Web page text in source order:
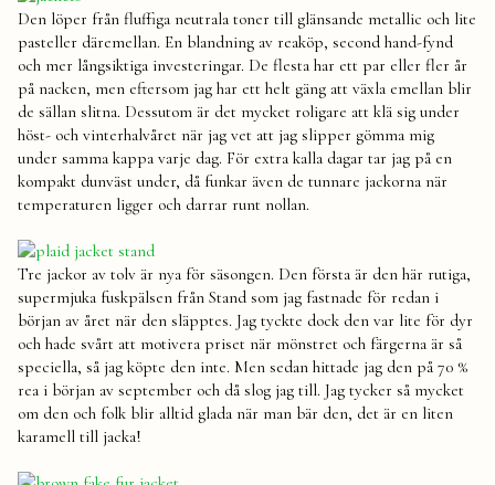
Den löper från fluffiga neutrala toner till glänsande metallic och lite
pasteller däremellan. En blandning av reaköp, second hand-fynd
och mer långsiktiga investeringar. De flesta har ett par eller fler år
på nacken, men eftersom jag har ett helt gäng att växla emellan blir
de sällan slitna. Dessutom är det mycket roligare att klä sig under
höst- och vinterhalvåret när jag vet att jag slipper gömma mig
under samma kappa varje dag. För extra kalla dagar tar jag på en
kompakt dunväst under, då funkar även de tunnare jackorna när
temperaturen ligger och darrar runt nollan.
Tre jackor av tolv är nya för säsongen. Den första är den här rutiga,
supermjuka fuskpälsen från Stand som jag fastnade för redan i
början av året när den släpptes. Jag tyckte dock den var lite för dyr
och hade svårt att motivera priset när mönstret och färgerna är så
speciella, så jag köpte den inte. Men sedan hittade jag den på 70 %
rea i början av september och då slog jag till. Jag tycker så mycket
om den och folk blir alltid glada när man bär den, det är en liten
karamell till jacka!